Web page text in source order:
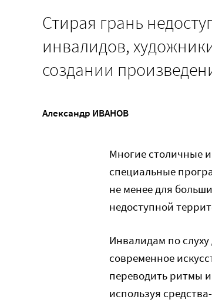
Стирая грань
инвалидов,
создании
Александр ИВАНОВ
Многие столичные
специальные
не менее для
недоступной
Инвалидам по
современное
переводить ритмы
используя